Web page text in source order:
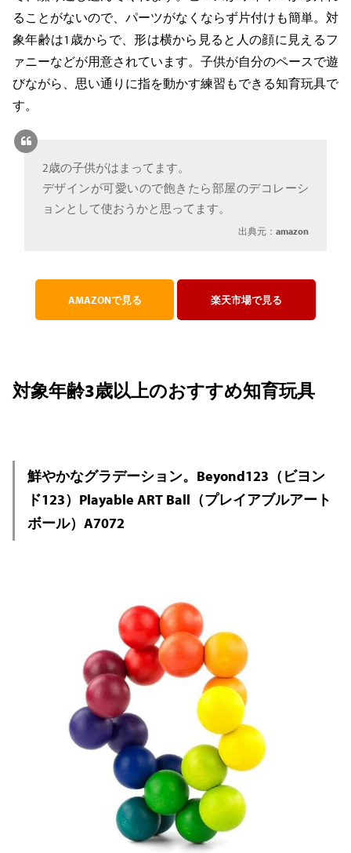
ることがないので、パーツがなくならず片付けも簡単。対
象年齢は1歳からで、形は横から見ると人の顔に見えるフ
ァニーなどが用意されています。子供が自分のペースで遊
びながら、思い通りに指を動かす練習もできる知育玩具で
す。
2歳の子供がはまってます。
デザインが可愛いので飽きたら部屋のデコレーシ
ョンとして使おうかと思ってます。
出典元：amazon
AMAZONで見る 楽天市場で見る
対象年齢3歳以上のおすすめ知育玩具
鮮やかなグラデーション。Beyond123（ビヨン
ド123）Playable ART Ball（プレイアブルアート
ボール）A7072